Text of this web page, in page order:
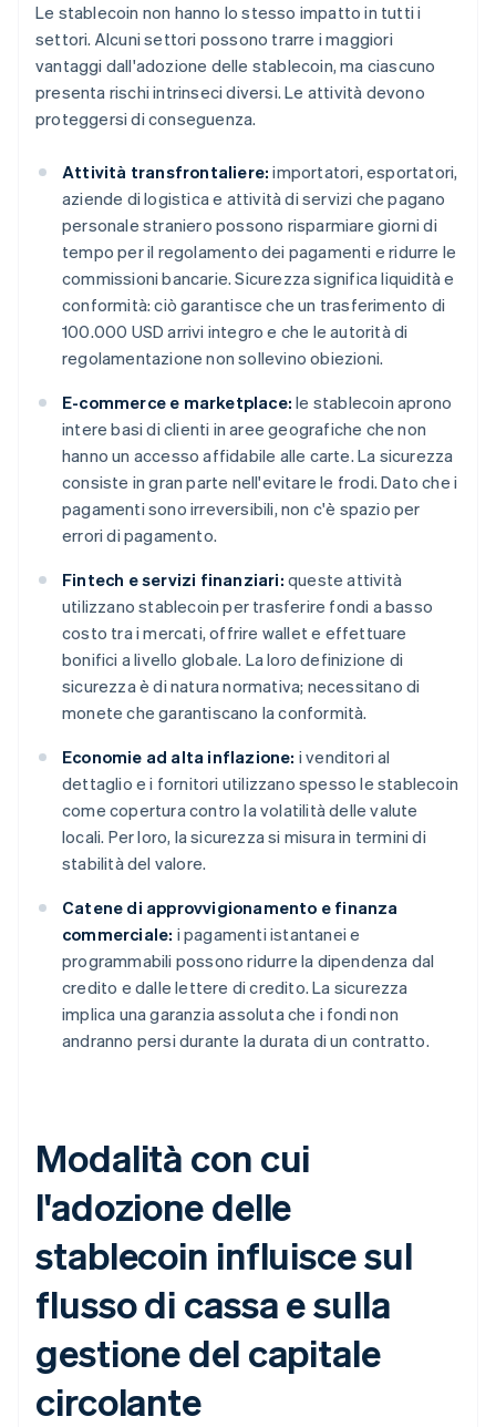
Le stablecoin non hanno lo stesso impatto in tutti i
settori. Alcuni settori possono trarre i maggiori
vantaggi dall'adozione delle stablecoin, ma ciascuno
presenta rischi intrinseci diversi. Le attività devono
proteggersi di conseguenza.
Attività transfrontaliere: importatori, esportatori,
aziende di logistica e attività di servizi che pagano
personale straniero possono risparmiare giorni di
tempo per il regolamento dei pagamenti e ridurre le
commissioni bancarie. Sicurezza significa liquidità e
conformità: ciò garantisce che un trasferimento di
100.000 USD arrivi integro e che le autorità di
regolamentazione non sollevino obiezioni.
E-commerce e marketplace: le stablecoin aprono
intere basi di clienti in aree geografiche che non
hanno un accesso affidabile alle carte. La sicurezza
consiste in gran parte nell'evitare le frodi. Dato che i
pagamenti sono irreversibili, non c'è spazio per
errori di pagamento.
Fintech e servizi finanziari: queste attività
utilizzano stablecoin per trasferire fondi a basso
costo tra i mercati, offrire wallet e effettuare
bonifici a livello globale. La loro definizione di
sicurezza è di natura normativa; necessitano di
monete che garantiscano la conformità.
Economie ad alta inflazione: i venditori al
dettaglio e i fornitori utilizzano spesso le stablecoin
come copertura contro la volatilità delle valute
locali. Per loro, la sicurezza si misura in termini di
stabilità del valore.
Catene di approvvigionamento e finanza
commerciale: i pagamenti istantanei e
programmabili possono ridurre la dipendenza dal
credito e dalle lettere di credito. La sicurezza
implica una garanzia assoluta che i fondi non
andranno persi durante la durata di un contratto.
Modalità con cui
l'adozione delle
stablecoin influisce sul
flusso di cassa e sulla
gestione del capitale
circolante